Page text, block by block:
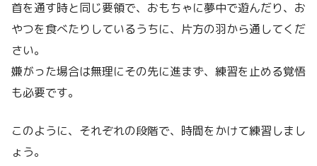
首を通す時と同じ要領で、おもちゃに夢中で遊んだり、お
やつを食べたりしているうちに、片方の羽から通してくだ
さい。
嫌がった場合は無理にその先に進まず、練習を止める覚悟
も必要です。
このように、それぞれの段階で、時間をかけて練習しまし
ょう。